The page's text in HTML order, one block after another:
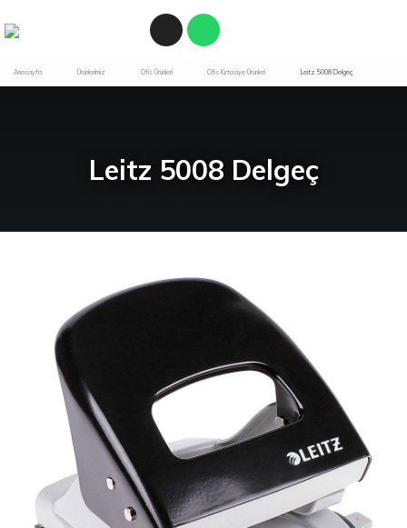
Leitz 5008 Delgeç
Anasayfa Ürünlerimiz Ofis Ürünleri Ofis Kırtasiye Ürünleri Leitz 5008 Delgeç